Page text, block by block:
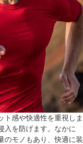
ト感や快適性を重視しま
入を防げます。なかに
のモノもあり、快適に装